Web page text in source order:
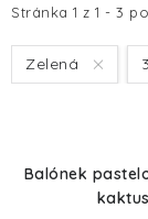
i
s
p
d
Stránka 1 z 1 - 3
e
n
í
o
Zelená
Balónek
kaktus